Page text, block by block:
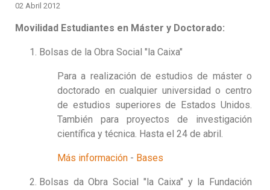
02 Abril 2012
Movilidad Estudiantes en Máster y Doctorado:
Bolsas de la Obra Social "la Caixa"
Para a realización de estudios de máster o
doctorado en cualquier universidad o centro
de estudios superiores de Estados Unidos.
También para proyectos de investigación
científica y técnica. Hasta el 24 de abril.
Más información - Bases
Bolsas da Obra Social "la Caixa" y la Fundación